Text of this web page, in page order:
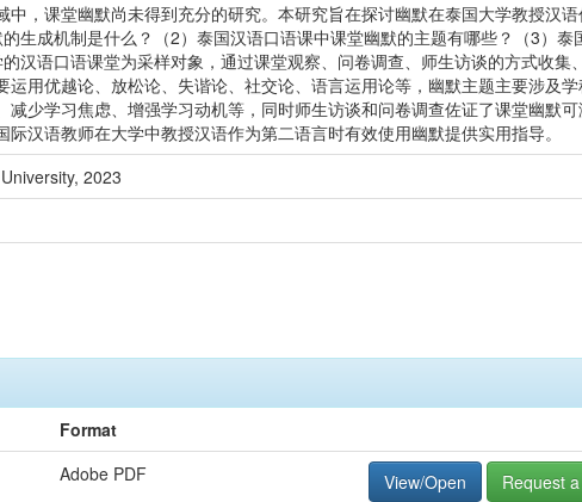
，课堂幽默尚未得到充分的研究。本研究旨在探讨幽默在泰国大学教授汉
生成机制是什么？（2）泰国汉语口语课中课堂幽默的主题有哪些？（3）泰
汉语口语课堂为采样对象，通过课堂观察、问卷调查、师生访谈的方式收集
用优越论、放松论、失谐论、社交论、语言运用论等，幽默主题主要涉及
少学习焦虑、增强学习动机等，同时师生访谈和问卷调查佐证了课堂幽默
汉语教师在大学中教授汉语作为第二语言时有效使用幽默提供实用指导。
2023
Format
Adobe PDF View/Open Request